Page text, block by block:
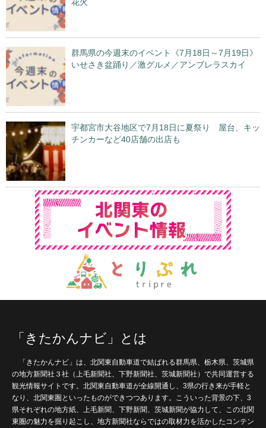
群馬県の今週末のイベント《7月18日～7月19日》
いせさき盆踊り／激グルメ／アンブレラスカイ
宇都宮市大谷地区で7月18日に夏祭り 屋台、キッ
チンカーなど40店舗の出店も
「きたかんナビ」とは
「きたかんナビ」は、北関東自動車道で結ばれる群馬県、栃木県、茨城県
の地方新聞社３社（上毛新聞社、下野新聞社、茨城新聞社）で共同運営する
観光情報サイトです。北関東自動車道が全線開通し、3県の行き来が手軽と
なり、北関東圏といったものができつつあります。こういった背景の下、3
県それぞれの地方紙、上毛新聞、下野新聞、茨城新聞が協力して、この北関
東圏の魅力を掘り起こし、地方新聞社ならではの取材力を活かしたコンテン